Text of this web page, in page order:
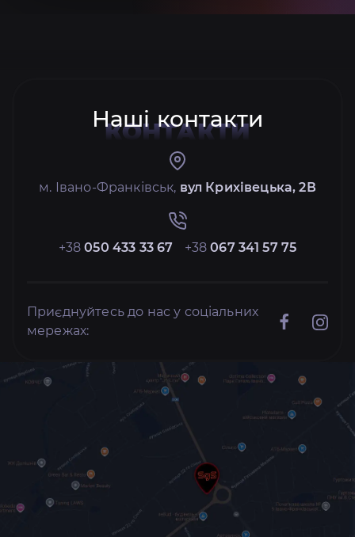
Наші контакти
КОНТАКТИ
м. Івано-Франківськ, вул Крихівецька, 2В
+38050 433 33 67 +38067 341 57 75
Приєднуйтесь до нас у соціальних
мережах: